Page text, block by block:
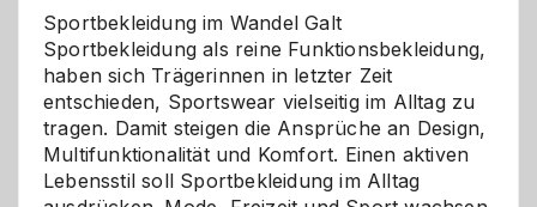
Chaos
Sportbekleidung im Wandel Galt
Sportbekleidung als reine Funktionsbekleidung,
haben sich Trägerinnen in letzter Zeit
entschieden, Sportswear vielseitig im Alltag zu
tragen. Damit steigen die Ansprüche an Design,
Multifunktionalität und Komfort. Einen aktiven
Lebensstil soll Sportbekleidung im Alltag